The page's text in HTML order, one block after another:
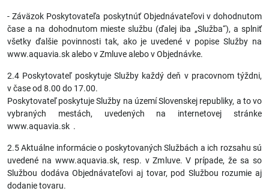
- Záväzok Poskytovateľa poskytnúť Objednávateľovi v dohodnutom
čase a na dohodnutom mieste službu (ďalej iba „Služba“), a splniť
všetky ďalšie povinnosti tak, ako je uvedené v popise Služby na
www.aquavia.sk alebo v Zmluve alebo v Objednávke.
2.4 Poskytovateľ poskytuje Služby každý deň v pracovnom týždni,
v čase od 8.00 do 17.00.
Poskytovateľ poskytuje Služby na území Slovenskej republiky, a to vo
vybraných mestách, uvedených na internetovej stránke
www.aquavia.sk .
2.5 Aktuálne informácie o poskytovaných Službách a ich rozsahu sú
uvedené na www.aquavia.sk, resp. v Zmluve. V prípade, že sa so
Službou dodáva Objednávateľovi aj tovar, pod Službou rozumie aj
dodanie tovaru.